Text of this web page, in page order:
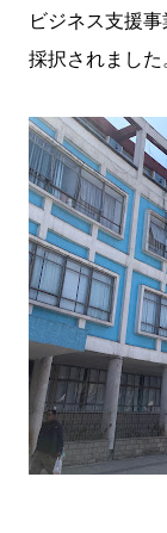
ビジネス支援
採択されました